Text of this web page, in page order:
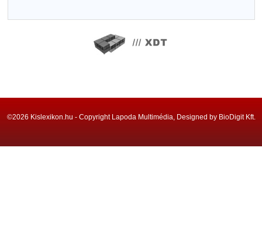
©2026 Kislexikon.hu - Copyright Lapoda Multimédia, Designed by BioDigit Kft.